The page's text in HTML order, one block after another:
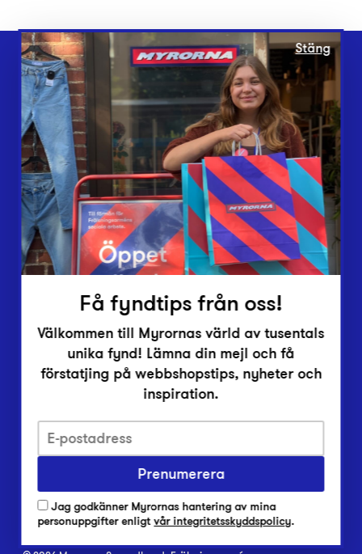
Webbshop
Butiker
Lämna in
Vårt överskott
Inlämningsplatser
Om Myrorna
Lediga jobb
Pressrum
Integritetsskyddspolicy
Har du frågor om onlineköp, leverans eller retur?
Har du frågor om vår verksamhet?
Vanliga frågor om Myrorna
Stäng
Få fyndtips från oss!
Välkommen till Myrornas värld av tusentals
unika fynd! Lämna din mejl och få
förstatjing på webbshopstips, nyheter och
inspiration.
Prenumerera
Jag godkänner Myrornas hantering av mina
personuppgifter enligtvår integritetsskyddspolicy.